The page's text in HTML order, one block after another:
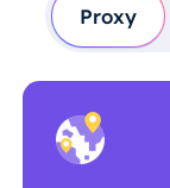
Proxy